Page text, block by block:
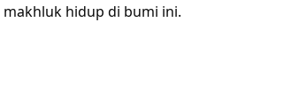
hidup di bumi ini.